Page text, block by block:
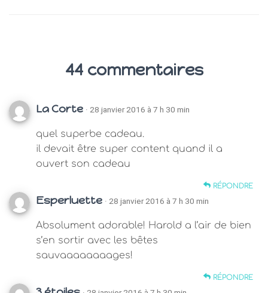
44 commentaires
La Corte · 28 janvier 2016 à 7 h 30 min
quel superbe cadeau.
il devait être super content quand il a
ouvert son cadeau
RÉPONDRE
Esperluette · 28 janvier 2016 à 7 h 30 min
Absolument adorable! Harold a l’air de bien
s’en sortir avec les bêtes
sauvaaaaaaaages!
RÉPONDRE